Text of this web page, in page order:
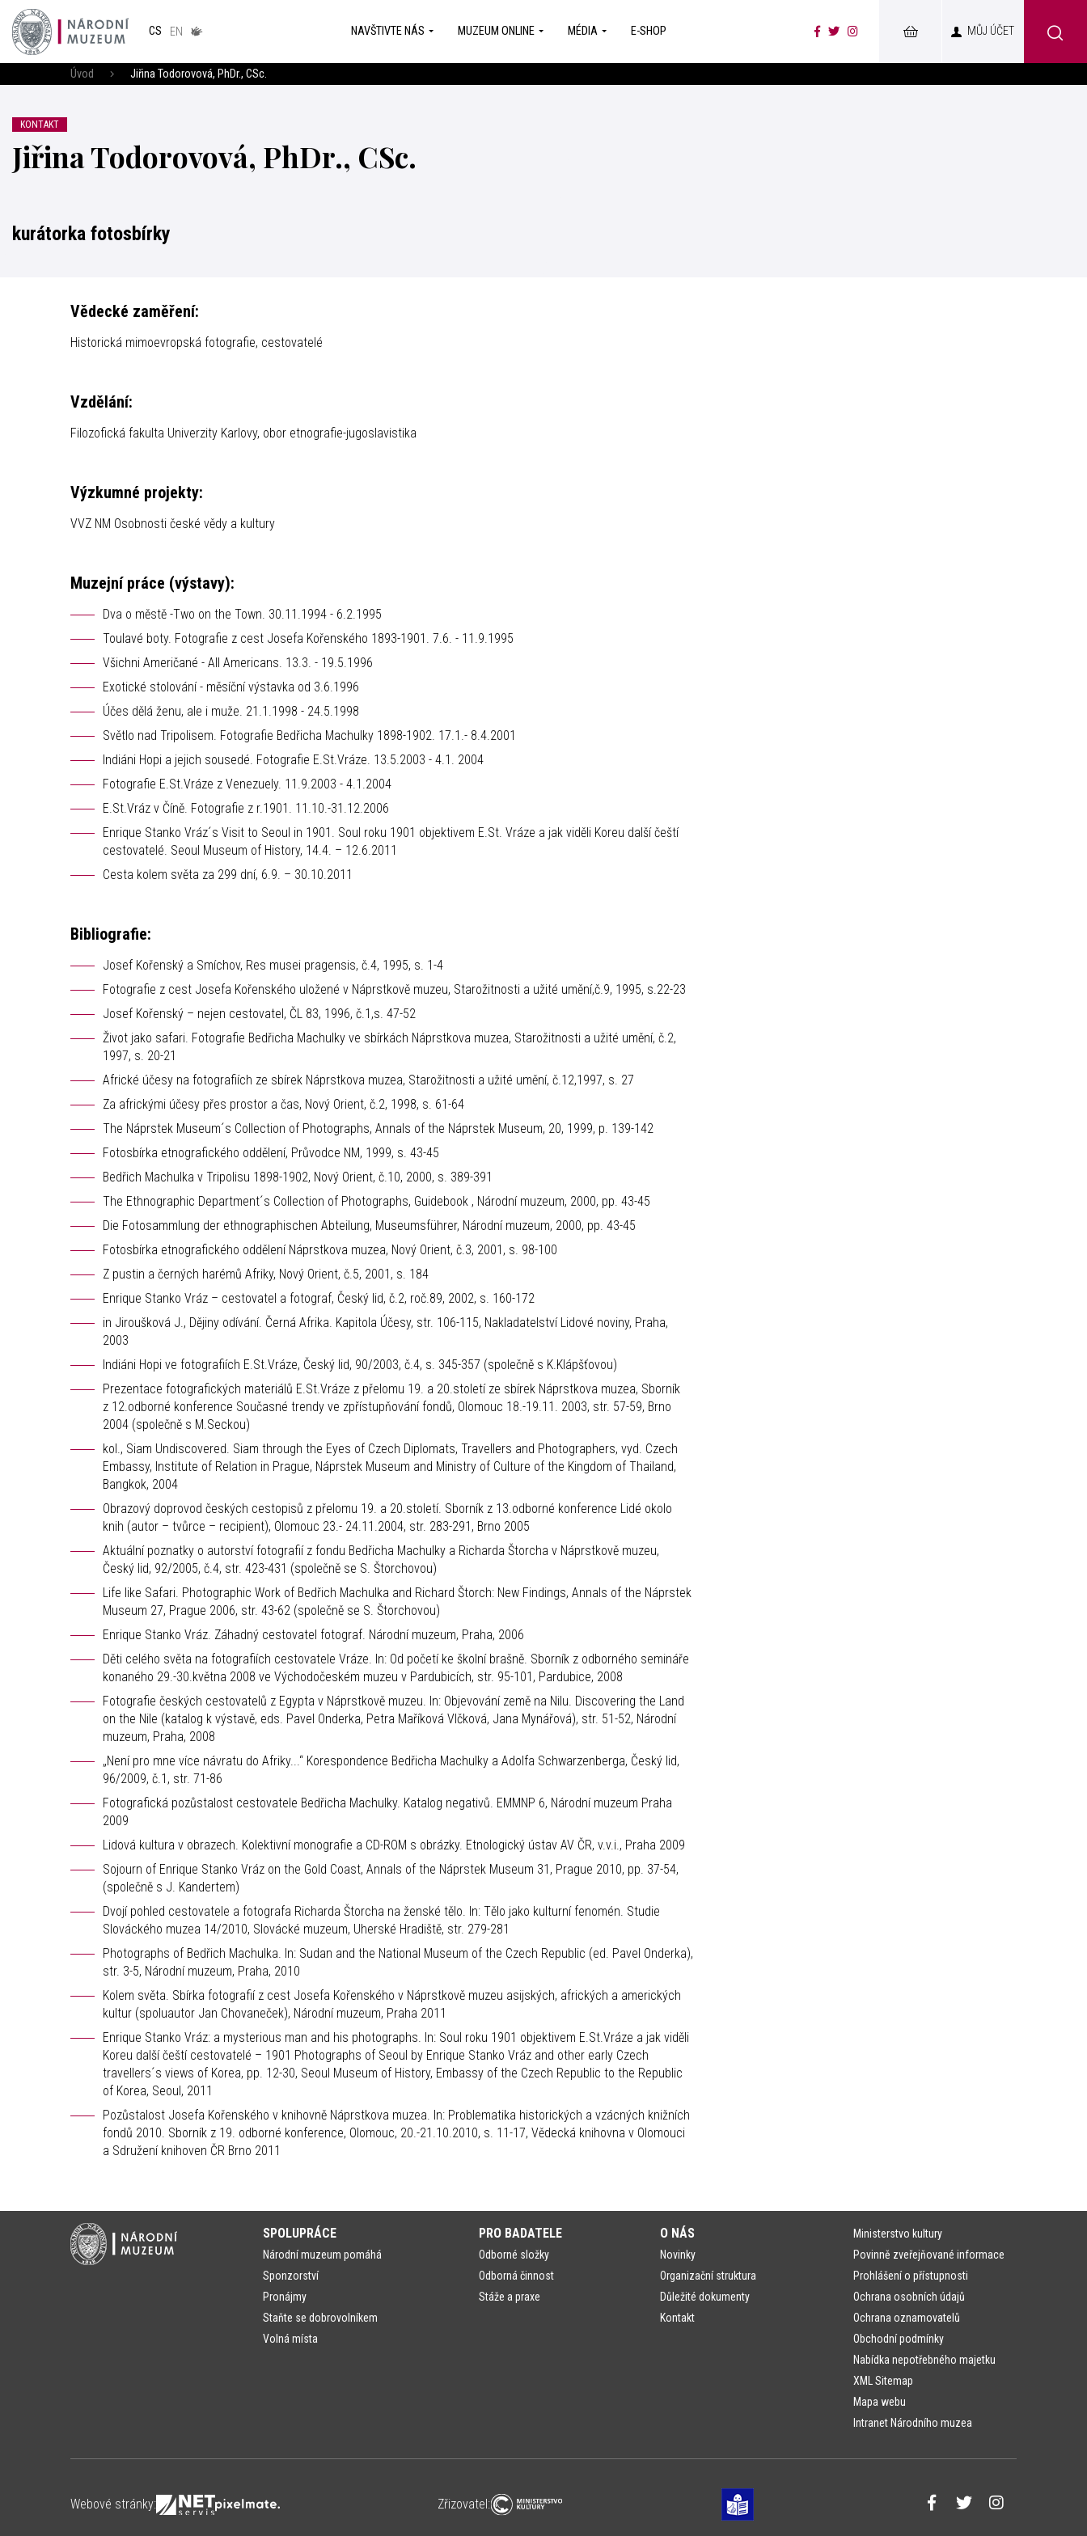
CS EN
v českém
NAVŠTIVTE NÁS MUZEUM ONLINE MÉDIA E-SHOP MŮJ ÚČET
Úvod Jiřina Todorovová, PhDr., CSc.
KONTAKT
Jiřina Todorovová, PhDr., CSc.
kurátorka fotosbírky
Vědecké zaměření:
Historická mimoevropská fotografie, cestovatelé
Vzdělání:
Filozofická fakulta Univerzity Karlovy, obor etnografie-jugoslavistika
Výzkumné projekty:
VVZ NM Osobnosti české vědy a kultury
Muzejní práce (výstavy):
Dva o městě -Two on the Town. 30.11.1994 - 6.2.1995
Toulavé boty. Fotografie z cest Josefa Kořenského 1893-1901. 7.6. - 11.9.1995
Všichni Američané - All Americans. 13.3. - 19.5.1996
Exotické stolování - měsíční výstavka od 3.6.1996
Účes dělá ženu, ale i muže. 21.1.1998 - 24.5.1998
Světlo nad Tripolisem. Fotografie Bedřicha Machulky 1898-1902. 17.1.- 8.4.2001
Indiáni Hopi a jejich sousedé. Fotografie E.St.Vráze. 13.5.2003 - 4.1. 2004
Fotografie E.St.Vráze z Venezuely. 11.9.2003 - 4.1.2004
E.St.Vráz v Číně. Fotografie z r.1901. 11.10.-31.12.2006
Enrique Stanko Vráz´s Visit to Seoul in 1901. Soul roku 1901 objektivem E.St. Vráze a jak viděli Koreu další čeští
cestovatelé. Seoul Museum of History, 14.4. – 12.6.2011
Cesta kolem světa za 299 dní, 6.9. – 30.10.2011
Bibliografie:
Josef Kořenský a Smíchov, Res musei pragensis, č.4, 1995, s. 1-4
Fotografie z cest Josefa Kořenského uložené v Náprstkově muzeu, Starožitnosti a užité umění,č.9, 1995, s.22-23
Josef Kořenský – nejen cestovatel, ČL 83, 1996, č.1,s. 47-52
Život jako safari. Fotografie Bedřicha Machulky ve sbírkách Náprstkova muzea, Starožitnosti a užité umění, č.2,
1997, s. 20-21
Africké účesy na fotografiích ze sbírek Náprstkova muzea, Starožitnosti a užité umění, č.12,1997, s. 27
Za africkými účesy přes prostor a čas, Nový Orient, č.2, 1998, s. 61-64
The Náprstek Museum´s Collection of Photographs, Annals of the Náprstek Museum, 20, 1999, p. 139-142
Fotosbírka etnografického oddělení, Průvodce NM, 1999, s. 43-45
Bedřich Machulka v Tripolisu 1898-1902, Nový Orient, č.10, 2000, s. 389-391
The Ethnographic Department´s Collection of Photographs, Guidebook , Národní muzeum, 2000, pp. 43-45
Die Fotosammlung der ethnographischen Abteilung, Museumsführer, Národní muzeum, 2000, pp. 43-45
Fotosbírka etnografického oddělení Náprstkova muzea, Nový Orient, č.3, 2001, s. 98-100
Z pustin a černých harémů Afriky, Nový Orient, č.5, 2001, s. 184
Enrique Stanko Vráz – cestovatel a fotograf, Český lid, č.2, roč.89, 2002, s. 160-172
in Jiroušková J., Dějiny odívání. Černá Afrika. Kapitola Účesy, str. 106-115, Nakladatelství Lidové noviny, Praha,
2003
Indiáni Hopi ve fotografiích E.St.Vráze, Český lid, 90/2003, č.4, s. 345-357 (společně s K.Klápšťovou)
Prezentace fotografických materiálů E.St.Vráze z přelomu 19. a 20.století ze sbírek Náprstkova muzea, Sborník
z 12.odborné konference Současné trendy ve zpřístupňování fondů, Olomouc 18.-19.11. 2003, str. 57-59, Brno
2004 (společně s M.Seckou)
kol., Siam Undiscovered. Siam through the Eyes of Czech Diplomats, Travellers and Photographers, vyd. Czech
Embassy, Institute of Relation in Prague, Náprstek Museum and Ministry of Culture of the Kingdom of Thailand,
Bangkok, 2004
Obrazový doprovod českých cestopisů z přelomu 19. a 20.století. Sborník z 13.odborné konference Lidé okolo
knih (autor – tvůrce – recipient), Olomouc 23.- 24.11.2004, str. 283-291, Brno 2005
Aktuální poznatky o autorství fotografií z fondu Bedřicha Machulky a Richarda Štorcha v Náprstkově muzeu,
Český lid, 92/2005, č.4, str. 423-431 (společně se S. Štorchovou)
Life like Safari. Photographic Work of Bedřich Machulka and Richard Štorch: New Findings, Annals of the Náprstek
Museum 27, Prague 2006, str. 43-62 (společně se S. Štorchovou)
Enrique Stanko Vráz. Záhadný cestovatel fotograf. Národní muzeum, Praha, 2006
Děti celého světa na fotografiích cestovatele Vráze. In: Od početí ke školní brašně. Sborník z odborného semináře
konaného 29.-30.května 2008 ve Východočeském muzeu v Pardubicích, str. 95-101, Pardubice, 2008
Fotografie českých cestovatelů z Egypta v Náprstkově muzeu. In: Objevování země na Nilu. Discovering the Land
on the Nile (katalog k výstavě, eds. Pavel Onderka, Petra Maříková Vlčková, Jana Mynářová), str. 51-52, Národní
muzeum, Praha, 2008
„Není pro mne více návratu do Afriky...“ Korespondence Bedřicha Machulky a Adolfa Schwarzenberga, Český lid,
96/2009, č.1, str. 71-86
Fotografická pozůstalost cestovatele Bedřicha Machulky. Katalog negativů. EMMNP 6, Národní muzeum Praha
2009
Lidová kultura v obrazech. Kolektivní monografie a CD-ROM s obrázky. Etnologický ústav AV ČR, v.v.i., Praha 2009
Sojourn of Enrique Stanko Vráz on the Gold Coast, Annals of the Náprstek Museum 31, Prague 2010, pp. 37-54,
(společně s J. Kandertem)
Dvojí pohled cestovatele a fotografa Richarda Štorcha na ženské tělo. In: Tělo jako kulturní fenomén. Studie
Slováckého muzea 14/2010, Slovácké muzeum, Uherské Hradiště, str. 279-281
Photographs of Bedřich Machulka. In: Sudan and the National Museum of the Czech Republic (ed. Pavel Onderka),
str. 3-5, Národní muzeum, Praha, 2010
Kolem světa. Sbírka fotografií z cest Josefa Kořenského v Náprstkově muzeu asijských, afrických a amerických
kultur (spoluautor Jan Chovaneček), Národní muzeum, Praha 2011
Enrique Stanko Vráz: a mysterious man and his photographs. In: Soul roku 1901 objektivem E.St.Vráze a jak viděli
Koreu další čeští cestovatelé – 1901 Photographs of Seoul by Enrique Stanko Vráz and other early Czech
travellers´s views of Korea, pp. 12-30, Seoul Museum of History, Embassy of the Czech Republic to the Republic
of Korea, Seoul, 2011
Pozůstalost Josefa Kořenského v knihovně Náprstkova muzea. In: Problematika historických a vzácných knižních
fondů 2010. Sborník z 19. odborné konference, Olomouc, 20.-21.10.2010, s. 11-17, Vědecká knihovna v Olomouci
a Sdružení knihoven ČR Brno 2011
SPOLUPRÁCE
Národní muzeum pomáhá
Sponzorství
Pronájmy
Staňte se dobrovolníkem
Volná místa
PRO BADATELE
Odborné složky
Odborná činnost
Stáže a praxe
O NÁS
Novinky
Organizační struktura
Důležité dokumenty
Kontakt
Ministerstvo kultury
Povinně zveřejňované informace
Prohlášení o přístupnosti
Ochrana osobních údajů
Ochrana oznamovatelů
Obchodní podmínky
Nabídka nepotřebného majetku
XML Sitemap
Mapa webu
Intranet Národního muzea
Webové stránky: Zřizovatel: